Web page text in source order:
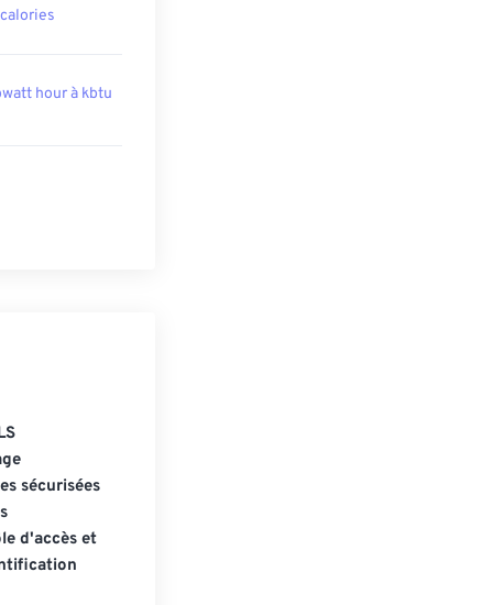
hour à kbtu
sécurisées
d'accès et